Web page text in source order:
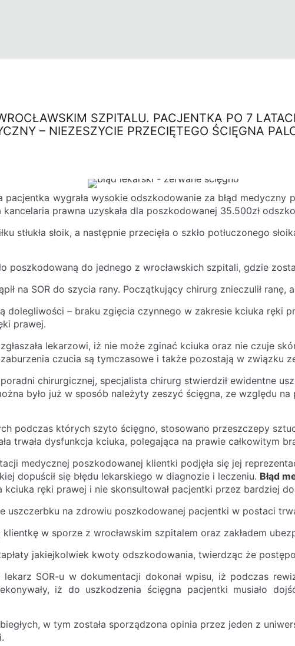
SZPITALU. PACJENTKA PO 7
– NIEZESZYCIE PRZECIĘTEGO ŚCIĘGNA
wygrała wysokie odszkodowanie za błąd medyczny
prawna uzyskała dla poszkodowanej 35.500zł
stłukła słoik, a następnie przecięła o szkło potłuczonego
poszkodowaną do jednego z wrocławskich szpitali, gdzie
na SOR do szycia rany. Początkujący chirurg znieczulił
dolegliwości – braku zgięcia czynnego w zakresie kciuka ręki
prawej.
lekarzowi, iż nie może zginać kciuka oraz nie czuje
czucia są tymczasowe i także pozostają w związku
chirurgicznej, specjalista chirurg stwierdził ewidentne
było już w sposób należyty zeszyć ścięgna, ze względu
podczas których szyto ścięgno, stosowano przeszczepy
trwała dysfunkcja kciuka, polegająca na prawie całkowitym
medycznej poszkodowanej klientki podjęła się jej
dopuścił się błędu lekarskiego w diagnozie i leczeniu. Błąd
kciuka ręki prawej i nie skonsultował pacjentki przez bardziej
uszczerbku na zdrowiu poszkodowanej pacjentki w postaci
w sporze z wrocławskim szpitalem oraz zakładem
jakiejkolwiek kwoty odszkodowania, twierdząc że
SOR-u w dokumentacji dokonał wpisu, iż podczas
iż do uszkodzenia ścięgna pacjentki musiało
w tym została sporządzona opinia przez jeden z